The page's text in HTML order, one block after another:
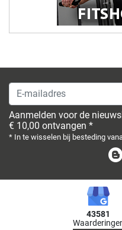
E-mailadres
Aanmelden voor de
€ 10,00 ontvangen *
* In te wisselen bij besteding
43581